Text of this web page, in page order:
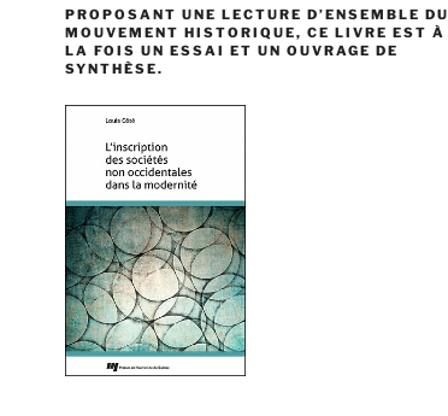
PROPOSANT UNE LECTURE D’ENSEMBLE DU
MOUVEMENT HISTORIQUE, CE LIVRE EST À
LA FOIS UN ESSAI ET UN OUVRAGE DE
SYNTHÈSE.